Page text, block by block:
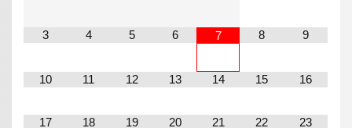
3 4 5 6 7 8 9
10 11 12 13 14 15 16
17 18 19 20 21 22 23